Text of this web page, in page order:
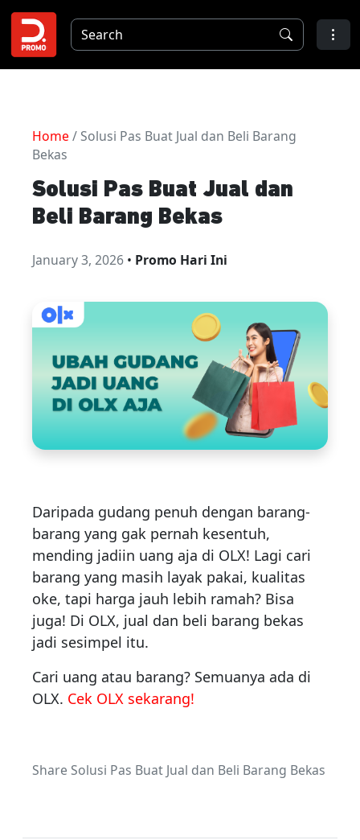
Home / Solusi Pas Buat Jual dan Beli Barang
Bekas
Solusi Pas Buat Jual dan
Beli Barang Bekas
January 3, 2026 • Promo Hari Ini
Daripada gudang penuh dengan barang-
barang yang gak pernah kesentuh,
mending jadiin uang aja di OLX! Lagi cari
barang yang masih layak pakai, kualitas
oke, tapi harga jauh lebih ramah? Bisa
juga! Di OLX, jual dan beli barang bekas
jadi sesimpel itu.
Cari uang atau barang? Semuanya ada di
OLX. Cek OLX sekarang!
Share Solusi Pas Buat Jual dan Beli Barang Bekas